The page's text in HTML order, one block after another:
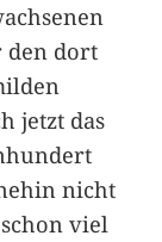
den dort
jetzt das
nicht
viel